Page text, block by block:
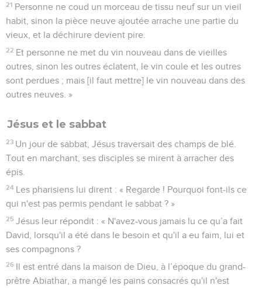
21 Personne ne coud un morceau de tissu neuf sur un vieil
habit, sinon la pièce neuve ajoutée arrache une partie du
vieux, et la déchirure devient pire.
22 Et personne ne met du vin nouveau dans de vieilles
outres, sinon les outres éclatent, le vin coule et les outres
sont perdues ; mais [il faut mettre] le vin nouveau dans des
outres neuves. »
Jésus et le sabbat
23 Un jour de sabbat, Jésus traversait des champs de blé.
Tout en marchant, ses disciples se mirent à arracher des
épis.
24 Les pharisiens lui dirent : « Regarde ! Pourquoi font-ils ce
qui n'est pas permis pendant le sabbat ? »
25 Jésus leur répondit : « N'avez-vous jamais lu ce qu’a fait
David, lorsqu'il a été dans le besoin et qu'il a eu faim, lui et
ses compagnons ?
26 Il est entré dans la maison de Dieu, à l’époque du grand-
prêtre Abiathar, a mangé les pains consacrés qu'il n'est